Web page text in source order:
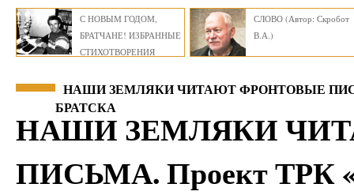
С НОВЫМ ГОДОМ,
БРАТЧАНЕ! ИЗБРАННЫЕ
СТИХОТВОРЕНИЯ
СЛОВО (Автор: Скробот
В.А.)
НАШИ ЗЕМЛЯКИ ЧИТАЮТ ФРОНТОВЫЕ
БРАТСКА
НАШИ ЗЕМЛЯКИ
ПИСЬМА. Проект ТРК